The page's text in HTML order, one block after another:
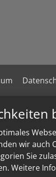
wir auch
Sie
Weitere